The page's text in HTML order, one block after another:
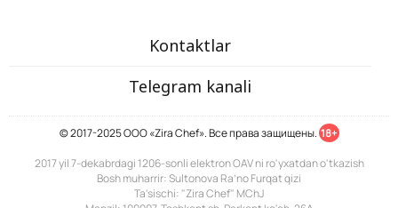
Kontaktlar
Telegram kanali
© 2017-2025 ООО «Zira Chef». Все права защищены. 18+
2017 yil 7-dekabrdagi 1206-sonli elektron OAV ni ro'yxatdan o'tkazish
Bosh muharrir: Sultonova Ra’no Furqat qizi
Ta'sischi: "Zira Chef" MChJ